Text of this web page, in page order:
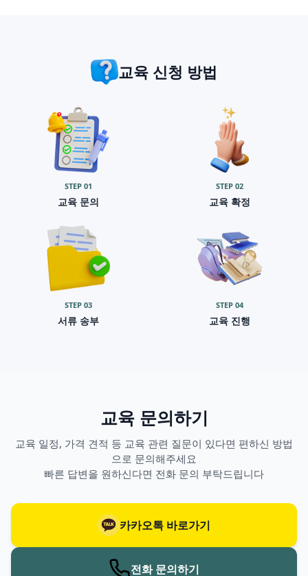
교육 신청 방법
STEP 01
교육 문의
STEP 02
교육 확정
STEP 03
서류 송부
STEP 04
교육 진행
교육 문의하기
교육 일정, 가격 견적 등 교육 관련 질문이 있다면 편하신 방법
으로 문의해주세요
빠른 답변을 원하신다면 전화 문의 부탁드립니다
카카오톡 바로가기
전화 문의하기